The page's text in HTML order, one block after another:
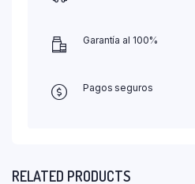
Garantía al 100%
Pagos seguros
RELATED PRODUCTS